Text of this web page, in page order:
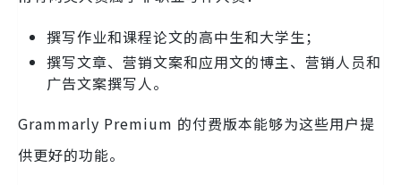
撰写作业和课程论文的高中生和大学生；
撰写文章、营销文案和应用文的博主、营销人员和
广告文案撰写人。
Grammarly Premium 的付费版本能够为这些用户提
供更好的功能。